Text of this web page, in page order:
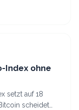
Index ohne
setzt auf 18
scheidet